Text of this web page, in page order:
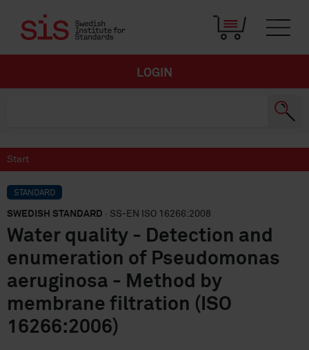
LOGIN
Start
STANDARD
SWEDISH STANDARD · SS-EN ISO 16266:2008
Water quality - Detection and
enumeration of Pseudomonas
aeruginosa - Method by
membrane filtration (ISO
16266:2006)